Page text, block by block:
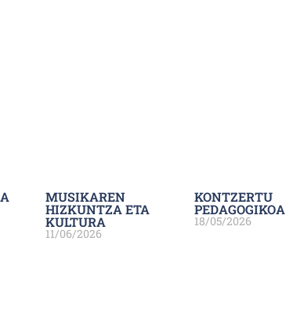
MUSIKAREN
HIZKUNTZA ETA
KULTURA
11/06/2026
KONTZERTU
PEDAGOGIKOA
18/05/2026